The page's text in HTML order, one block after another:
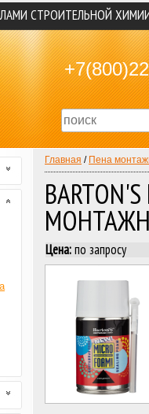
Главная / Пена
Цена:по запросу
СТРОИТЕЛЬНОЙ